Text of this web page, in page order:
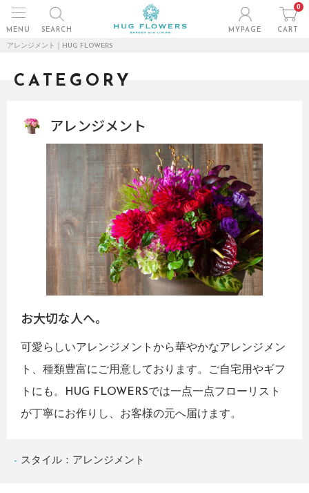
MENU SEARCH MYPAGE
0
CART
アレンジメント｜HUG FLOWERS
CATEGORY
アレンジメント
お大切な人へ。
可愛らしいアレンジメントから華やかなアレンジメン
ト、種類豊富にご用意しております。ご自宅用やギフ
トにも。HUG FLOWERSでは一点一点フローリスト
が丁寧にお作りし、お客様の元へ届けます。
スタイル：アレンジメント